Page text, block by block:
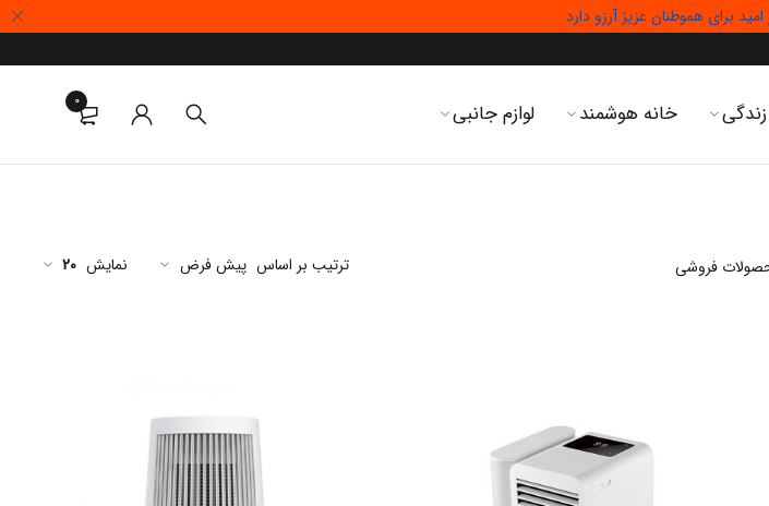
برای هموطنان عزیز آرزو دارد
خانه هوشمند لوازم جانبی 0
ترتیب بر اساس پیش فرض فروشی نمایش 20